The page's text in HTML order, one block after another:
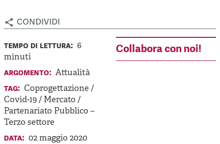
condividi
tempo di lettura: 6
minuti
argomento: Attualità
tag: Coprogettazione /
Covid-19/ Mercato /
Partenariato Pubblico –
Terzo settore
data: 02 maggio 2020
Collabora con noi!